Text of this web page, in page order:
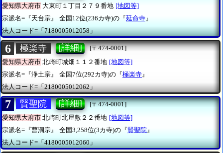
愛知県大府市 大東町１丁目２７９番地 [地図等]
宗派名=『天台宗』
全国12位(236カ寺)の『延命寺』
法人コード=「7180005012058」
6 極楽寺 [詳細]
[〒474-0001]
愛知県大府市 北崎町城畑１１２番地 [地図等]
宗派名=『浄土宗』
全国7位(292カ寺)の『極楽寺 』
法人コード=「2180005012062」
7 賢聖院 [詳細]
[〒474-0001]
愛知県大府市 北崎町北屋敷２２番地 [地図等]
宗派名=『曹洞宗』
全国3,258位(3カ寺)の『賢聖院 』
法人コード=「4180005012060」